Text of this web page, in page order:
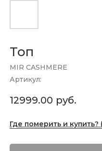
Топ
MIR CASHMERE
Артикул:
12999.00 руб.
Где померить и